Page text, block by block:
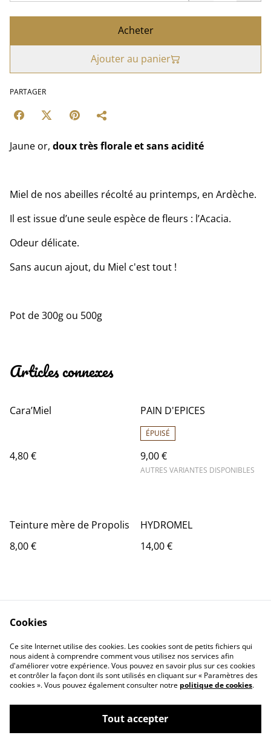
Acheter
Ajouter au panier
PARTAGER
Jaune or, doux très florale et sans acidité
Miel de nos abeilles récolté au printemps, en Ardèche.
Il est issue d’une seule espèce de fleurs : l’Acacia.
Odeur délicate.
Sans aucun ajout, du Miel c'est tout !
Pot de 300g ou 500g
Articles connexes
Cara’Miel
4,80 €
PAIN D'EPICES
ÉPUISÉ
9,00 €
AUTRES VARIANTES DISPONIBLES
Teinture mère de Propolis
8,00 €
HYDROMEL
14,00 €
Contactez-nous
Conditions
Politique de
confidentialité
Politique de cookies
©2026LE RUCHER DE LA COMBE
Cookies
Ce site Internet utilise des cookies. Les cookies sont de petits fichiers qui
nous aident à comprendre comment vous utilisez nos services afin
d'améliorer votre expérience. Vous pouvez en savoir plus sur ces cookies
et contrôler la façon dont ils sont utilisés en cliquant sur « Paramètres des
cookies ». Vous pouvez également consulter notre politique de cookies.
Tout accepter